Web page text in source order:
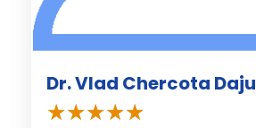
Dr. Vlad Chercota Daju